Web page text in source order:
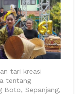
tari kreasi
tentang
Boto, Sepanjang,